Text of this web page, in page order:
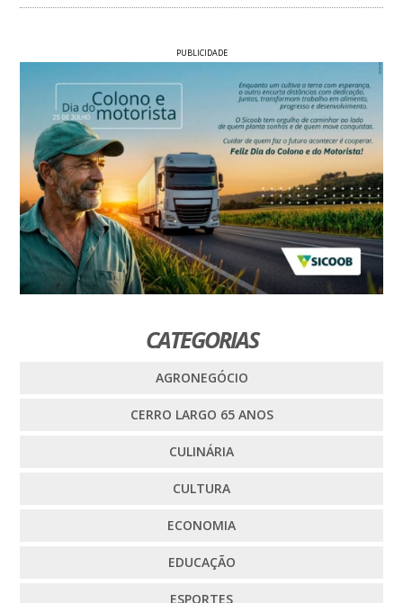
PUBLICIDADE
CATEGORIAS
AGRONEGÓCIO
CERRO LARGO 65 ANOS
CULINÁRIA
CULTURA
ECONOMIA
EDUCAÇÃO
ESPORTES